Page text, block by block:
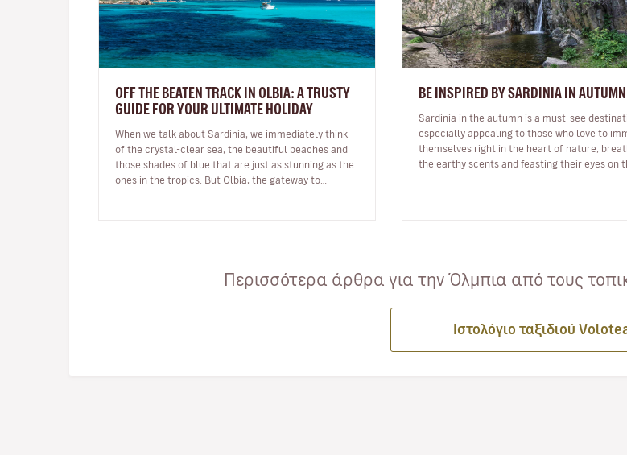
OFF THE BEATEN TRACK IN OLBIA: A TRUSTY
GUIDE FOR YOUR ULTIMATE HOLIDAY
When we talk about Sardinia, we immediately think
of the crystal-clear sea, the beautiful beaches and
those shades of blue that are just as stunning as the
ones in the tropics. But Olbia, the gateway to
BE INSPIRED BY SARDINIA IN AUTUMN
Sardinia in the autumn is a must-see
especially appealing to those who love to
themselves right in the heart of nature,
the earthy scents and feasting their eyes on
Περισσότερα άρθρα για την Όλμπια από τους
Ιστολόγιο ταξιδιού